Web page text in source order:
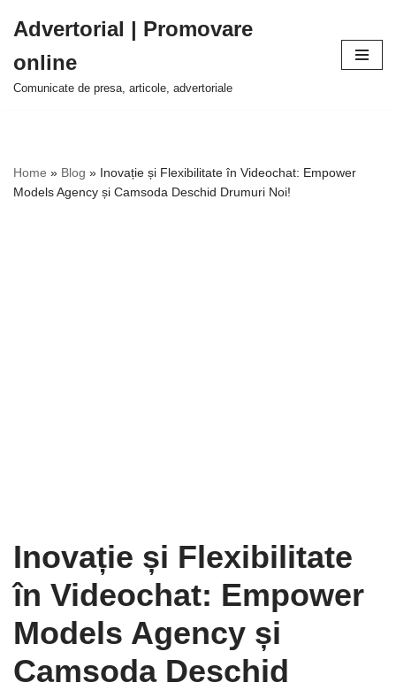
la
conținut
Advertorial | Promovare
online
Comunicate de presa, articole, advertoriale
Home » Blog » Inovație și Flexibilitate în Videochat: Empower
Models Agency și Camsoda Deschid Drumuri Noi!
Inovație și Flexibilitate
în Videochat: Empower
Models Agency și
Camsoda Deschid